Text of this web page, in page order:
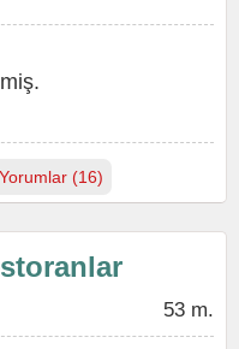
(16)
53 m.